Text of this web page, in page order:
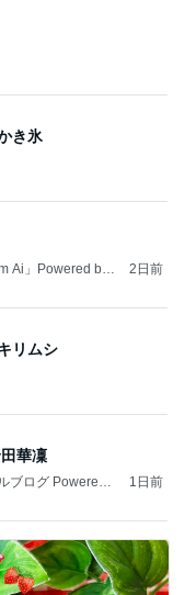
き氷
Ai」Powered by
2日前
リムシ
華凜
ブログ Powered
1日前